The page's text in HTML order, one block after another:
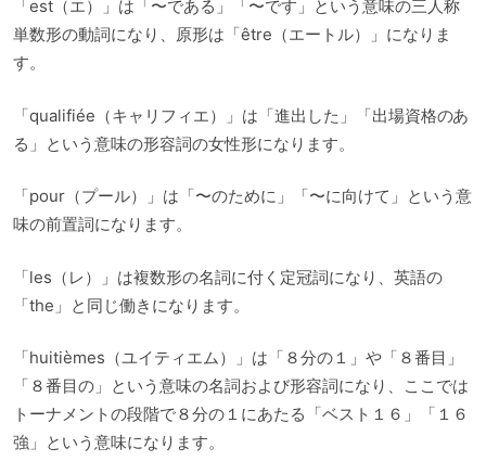
「est（エ）」は「〜である」「〜です」という意味の三人称
単数形の動詞になり、原形は「être（エートル）」になりま
す。
「qualifiée（キャリフィエ）」は「進出した」「出場資格のあ
る」という意味の形容詞の女性形になります。
「pour（プール）」は「〜のために」「〜に向けて」という意
味の前置詞になります。
「les（レ）」は複数形の名詞に付く定冠詞になり、英語の
「the」と同じ働きになります。
「huitièmes（ユイティエム）」は「８分の１」や「８番目」
「８番目の」という意味の名詞および形容詞になり、ここでは
トーナメントの段階で８分の１にあたる「ベスト１６」「１６
強」という意味になります。